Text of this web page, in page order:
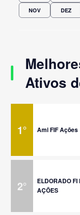
NOV DEZ
Ativos
1° Ami FIF Ações
2°
ELDORADO
AÇÕES